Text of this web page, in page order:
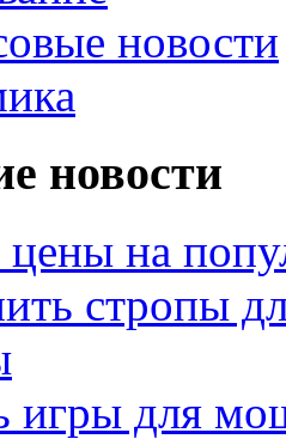
новости
новости
на
стропы
игры для